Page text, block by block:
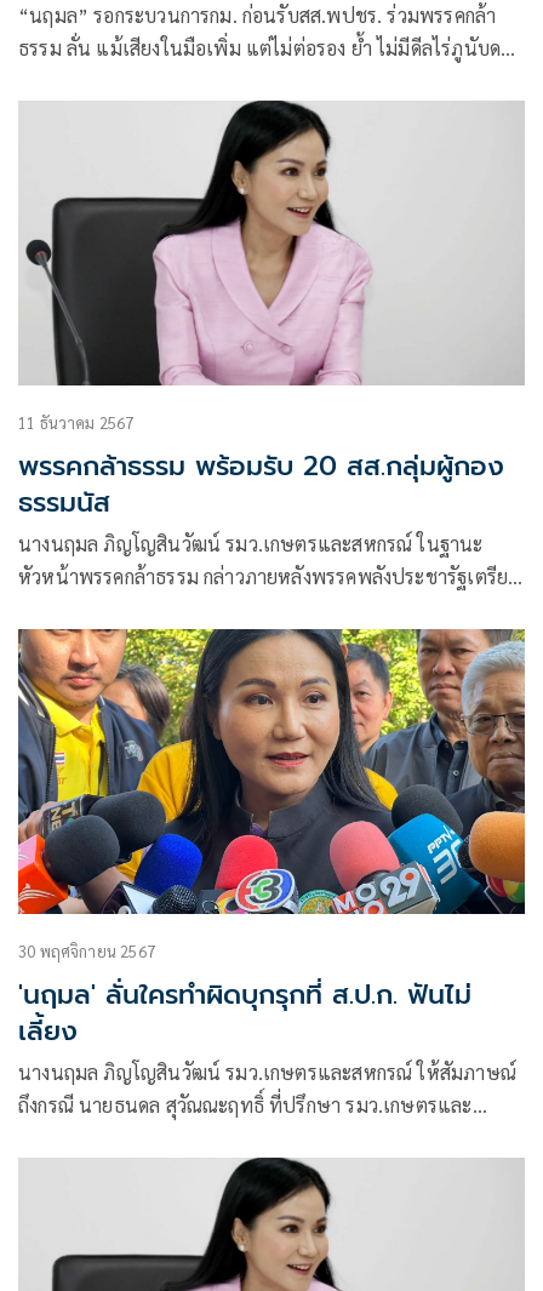
“นฤมล” รอกระบวนการกม. ก่อนรับสส.พปชร. ร่วมพรรคกล้า
ธรรม ลั่น แม้เสียงในมือเพิ่ม แต่ไม่ต่อรอง ย้ำ ไม่มีดีลไร่ภูนับดาว
11 ธันวาคม 2567
พรรคกล้าธรรม พร้อมรับ 20 สส.กลุ่มผู้กอง
ธรรมนัส
นางนฤมล ภิญโญสินวัฒน์ รมว.เกษตรและสหกรณ์ ในฐานะ
หัวหน้าพรรคกล้าธรรม กล่าวภายหลังพรรคพลังประชารัฐเตรียม
20 คน ที่สังกัดกลุ่ม
30 พฤศจิกายน 2567
'นฤมล' ลั่นใครทำผิดบุกรุกที่ ส.ป.ก. ฟันไม่
เลี้ยง
นางนฤมล ภิญโญสินวัฒน์ รมว.เกษตรและสหกรณ์ ให้สัมภาษณ์
ถึงกรณี นายธนดล สุวัณณะฤทธิ์ ที่ปรึกษา รมว.เกษตรและ